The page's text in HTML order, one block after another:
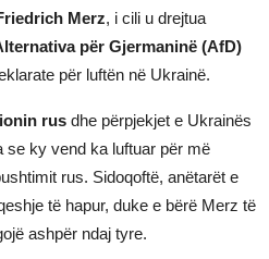
Merz, i cili u drejtua
për Gjermaninë (AfD)
për luftën në Ukrainë.
rus dhe përpjekjet e Ukrainës
se ky vend ka luftuar për më
rus. Sidoqoftë, anëtarët e
të hapur, duke e bërë Merz të
ashpër ndaj tyre.